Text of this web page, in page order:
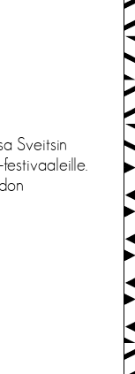
Sveitsin